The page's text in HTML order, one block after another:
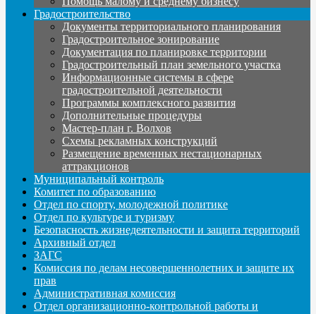
Градостроительство
Документы территориального планирования
Градостроительное зонирование
Документация по планировке территории
Градостроительный план земельного участка
Информационные системы в сфере
градостроительной деятельности
Программы комплексного развития
Дополнительные процедуры
Мастер-план г. Волхов
Схемы рекламных конструкций
Размещение временных нестационарных
аттракционов
Муниципальный контроль
Комитет по образованию
Отдел по спорту, молодежной политике
Отдел по культуре и туризму
Безопасность жизнедеятельности и защита территорий
Архивный отдел
ЗАГС
Комиссия по делам несовершеннолетних и защите их
прав
Административная комиссия
Отдел организационно-контрольной работы и